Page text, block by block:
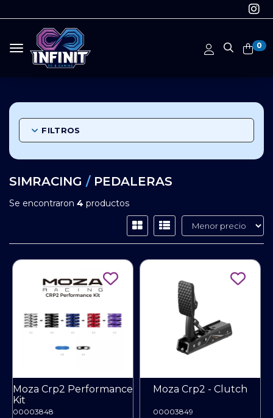
0
Toggle navigation
FILTROS
SIMRACING / PEDALERAS
Se encontraron 4 productos
Moza Crp2 Performance
Kit
00003848
Moza Crp2 - Clutch
00003849